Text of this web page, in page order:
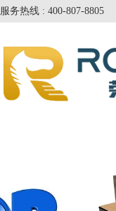
服务热线 : 400-807-8805